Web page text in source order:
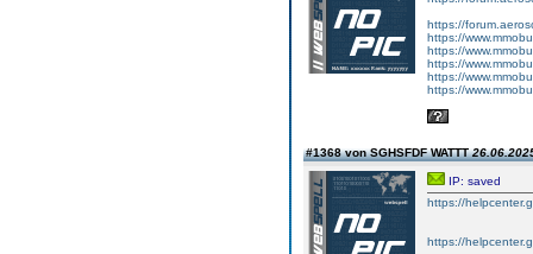
https://
https://
https://
https://
https://
https://
#1368 von SGHSFDF WATTT
IP: saved
https://
https://